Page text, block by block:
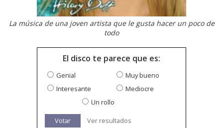
La música de una joven artista que le gusta hacer un poco de
todo
El disco te parece que es:
Genial
Muy bueno
Interesante
Mediocre
Un rollo
Votar Ver resultados